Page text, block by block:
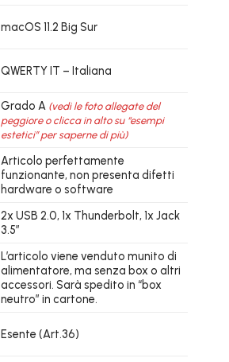
macOS 11.2 Big Sur
QWERTY IT – Italiana
Grado A (vedi le foto allegate del
peggiore o clicca in alto su “esempi
estetici” per saperne di più)
Articolo perfettamente
funzionante, non presenta difetti
hardware o software
2x USB 2.0, 1x Thunderbolt, 1x Jack
3.5″
L’articolo viene venduto munito di
alimentatore, ma senza box o altri
accessori. Sarà spedito in “box
neutro” in cartone.
Esente (Art.36)